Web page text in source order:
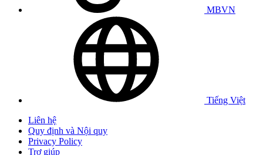
MBVN
Tiếng Việt
Liên hệ
Quy định và Nội quy
Privacy Policy
Trợ giúp